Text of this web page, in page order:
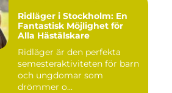
Ridläger i Stockholm: En
Fantastisk Möjlighet för
Alla Hästälskare
Ridläger är den perfekta
semesteraktiviteten för barn
och ungdomar som
drömmer o...